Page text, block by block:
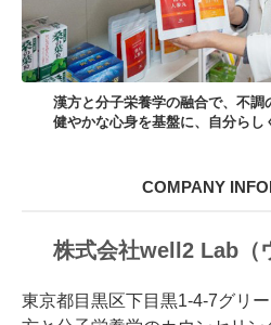
漢方と分子栄養学の融合で、不調
健やかな心身を基盤に、自分らし
COMPANY
株式会社well2 Lab（
東京都目黒区下目黒1-4-7グリ